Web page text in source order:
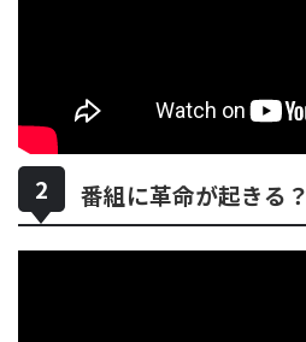
番組に革命が起きる？